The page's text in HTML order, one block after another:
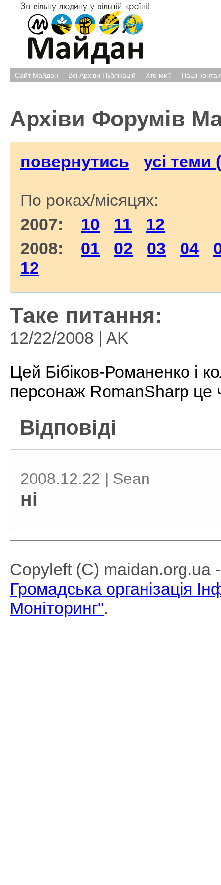
Сайт Майдан Всі Архіви Публікацій Хто ми? Наші
Архіви Форумів
повернутись усі теми
По роках/місяцях:
2007: 10 11
12
2008: 01 02 03 04
12
Таке питання:
12/22/2008 | AK
Цей Бібіков-Романенко і
персонаж RomanSharp це
Відповіді
2008.12.22 | Sean
ні
Copyleft (C) maidan.org.ua
Громадська організація
Моніторинг".